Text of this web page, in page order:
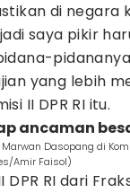
di negara
saya pikir
yang lebih
II DPR RI itu.
ancaman
Marwan Dasopang di
Amir Faisol)
RI dari